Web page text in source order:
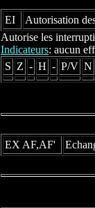
EI
Autorisation
Autorise les
Indicateurs: aucun
S Z - H - P/V N
EX AF,AF'